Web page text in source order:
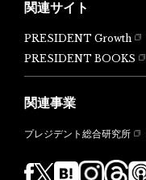
関連サイト
PRESIDENT Growth
PRESIDENT BOOKS
関連事業
プレジデント総合研究所